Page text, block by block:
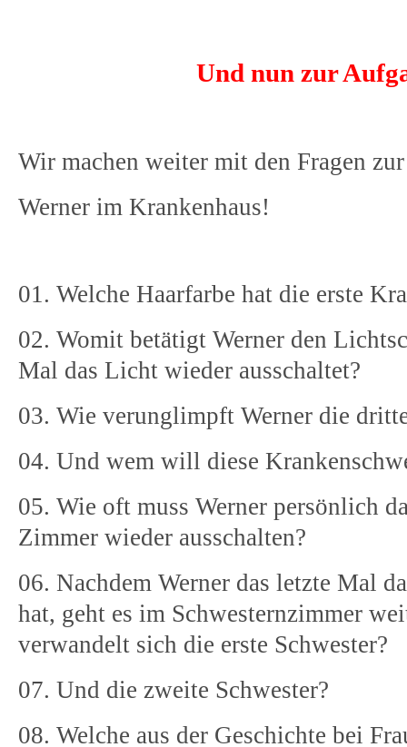
Und nun zur
Wir machen weiter mit den Fragen
Werner im Krankenhaus!
01. Welche Haarfarbe hat die erste
02. Womit betätigt Werner den
Mal das Licht wieder ausschaltet?
03. Wie verunglimpft Werner die
04. Und wem will diese
05. Wie oft muss Werner persönlich
Zimmer wieder ausschalten?
06. Nachdem Werner das letzte Mal
hat, geht es im Schwesternzimmer
verwandelt sich die erste Schwester?
07. Und die zweite Schwester?
08. Welche aus der Geschichte bei